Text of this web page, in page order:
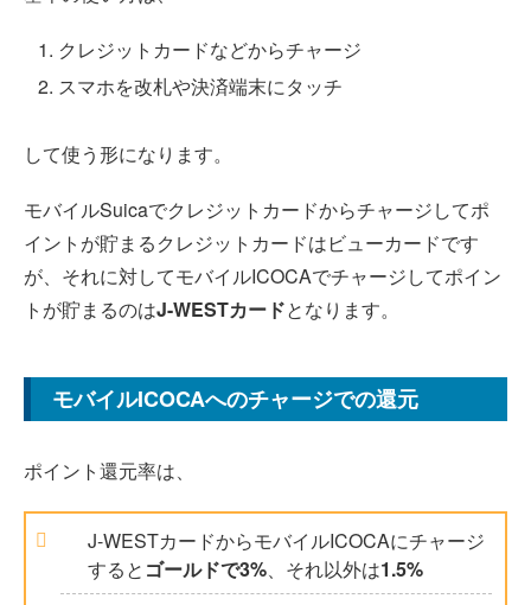
クレジットカードなどからチャージ
スマホを改札や決済端末にタッチ
して使う形になります。
モバイルSuicaでクレジットカードからチャージしてポ
イントが貯まるクレジットカードはビューカードです
が、それに対してモバイルICOCAでチャージしてポイン
トが貯まるのはJ-WESTカードとなります。
モバイルICOCAへのチャージでの還元
ポイント還元率は、
J-WESTカードからモバイルICOCAにチャージ
すると ゴールドで3%、それ以外は1.5%